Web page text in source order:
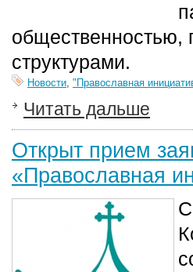
общественностью,
структурами.
Новости, "Православная
Читать дальше
Открыт прием
«Православная